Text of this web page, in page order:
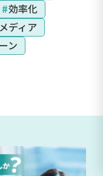
#効率化
ディア
ン